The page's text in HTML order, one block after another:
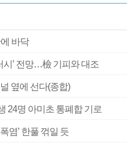
바닥
시’ 전망…檢 기피와 대조
옆에 선다(종합)
24명 아미초 통폐합 기로
염’ 한풀 꺾일 듯